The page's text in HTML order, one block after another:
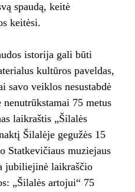
spaudą, keitė
keitėsi.
istorija gali būti
kultūros paveldas,
savo veiklos nesustabdė
75 metus
laikraštis „Šilalės
Šilalėje gegužės 15
Statkevičiaus muziejaus
jubiliejinė laikraščio
„Šilalės artojui“ 75